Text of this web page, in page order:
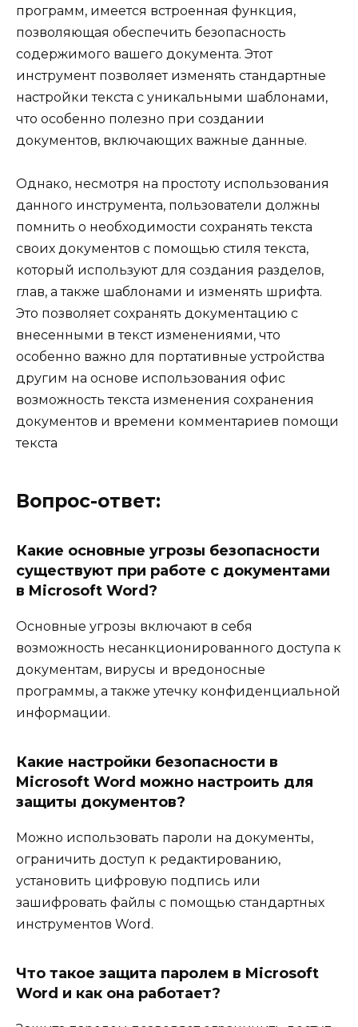
программ, имеется встроенная функция,
позволяющая обеспечить безопасность
содержимого вашего документа. Этот
инструмент позволяет изменять стандартные
настройки текста с уникальными шаблонами,
что особенно полезно при создании
документов, включающих важные данные.
Однако, несмотря на простоту использования
данного инструмента, пользователи должны
помнить о необходимости сохранять текста
своих документов с помощью стиля текста,
который используют для создания разделов,
глав, а также шаблонами и изменять шрифта.
Это позволяет сохранять документацию с
внесенными в текст изменениями, что
особенно важно для портативные устройства
другим на основе использования офис
возможность текста изменения сохранения
документов и времени комментариев помощи
текста
Вопрос-ответ:
Какие основные угрозы безопасности
существуют при работе с документами
в Microsoft Word?
Основные угрозы включают в себя
возможность несанкционированного доступа к
документам, вирусы и вредоносные
программы, а также утечку конфиденциальной
информации.
Какие настройки безопасности в
Microsoft Word можно настроить для
защиты документов?
Можно использовать пароли на документы,
ограничить доступ к редактированию,
установить цифровую подпись или
зашифровать файлы с помощью стандартных
инструментов Word.
Что такое защита паролем в Microsoft
Word и как она работает?